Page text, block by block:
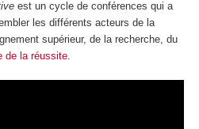
est un cycle de conférences qui a
les différents acteurs de la
supérieur, de la recherche, du
de la réussite.